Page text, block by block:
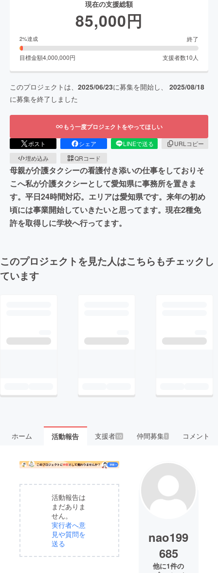
現在の支援総額
85,000円
2%達成 終了
目標金額4,000,000円 支援者数10 人
このプロジェクトは、 2025/06/23に募集を開始し、 2025/08/18
に募集を終了しました
もう一度プロジェクトをやってほしい
ポスト シェア LINEで送る
URLコピー
埋め込み
QRコード
母親が介護タクシーの看護付き添いの仕事をしておりそ
こへ私が介護タクシーとして愛知県に事務所を置きま
す。平日24時間対応。エリアは愛知県です。来年の初め
頃には事業開始していきたいと思ってます。現在2種免
許を取得しに学校へ行ってます。
このプロジェクトを見た人はこちらもチェックし
ています
ホーム 活動報告 支援者 10 仲間募集 1 コメント
活動報告は
まだありま
せん。
実行者へ意
見や質問を
送る
nao199
685
他に1件の